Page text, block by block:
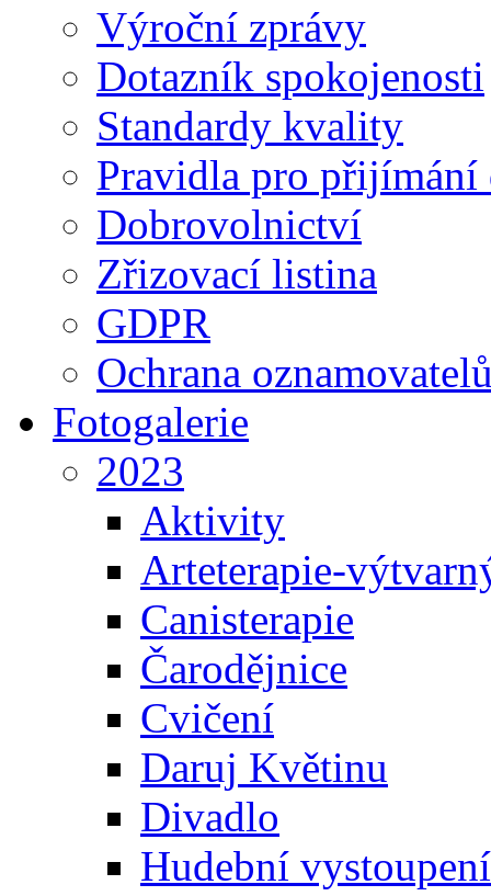
Výroční zprávy
Dotazník spokojenosti
Standardy kvality
Pravidla pro přijímání
Dobrovolnictví
Zřizovací listina
GDPR
Ochrana
Fotogalerie
2023
Aktivity
Arteterapie-
Canisterapie
Čarodějnice
Cvičení
Daruj Květinu
Divadlo
Hudební vystoupení